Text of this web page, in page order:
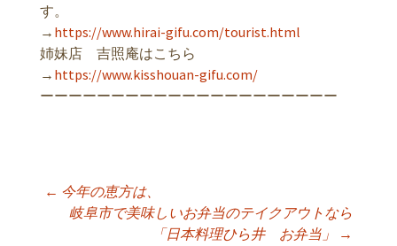
す。
→ https://www.hirai-gifu.com/tourist.html
姉妹店 吉照庵はこちら
→ https://www.kisshouan-gifu.com/
ーーーーーーーーーーーーーーーーーーーーー
投稿ナビゲーショ
← 今年の恵方は、
岐阜市で美味しいお弁当のテイクアウトなら
「日本料理ひら井 お弁当」
→